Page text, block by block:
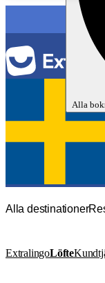
Alla
Alla destinationer
ExtralingoLöfte